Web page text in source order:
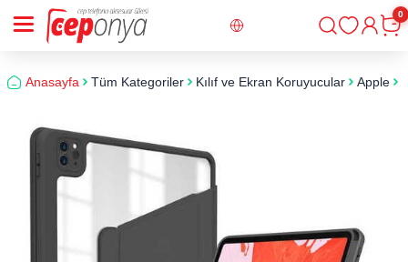
Giriş
0
Anasayfa Tüm Kategoriler Kılıf ve Ekran Koruyucular Apple